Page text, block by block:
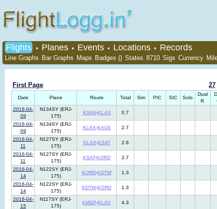
Flights • Planes • Events • Locations • Records
Line Graphs Bar Graphs Maps Badges () States 8710 Sigs Currency
First Page 27
Date Plane Route Total Sim PIC SIC Solo
Dual
R.
2016-04-
09
N134SY (ERJ-
175)
KSAN-KLAX 0.7
2016-04-
09
N134SY (ERJ-
175)
KLAX-KAUS 2.7
2016-04-
11
N127SY (ERJ-
175)
KLAX-KSAT 2.6
2016-04-
11
N127SY (ERJ-
175)
KSAT-KORD 2.7
2016-04-
14
N122SY (ERJ-
175)
KORD-KDTW 1.3
2016-04-
14
N122SY (ERJ-
175)
KDTW-KORD 1.3
2016-04-
15
N117SY (ERJ-
175)
KMSP-KLAX 4.3